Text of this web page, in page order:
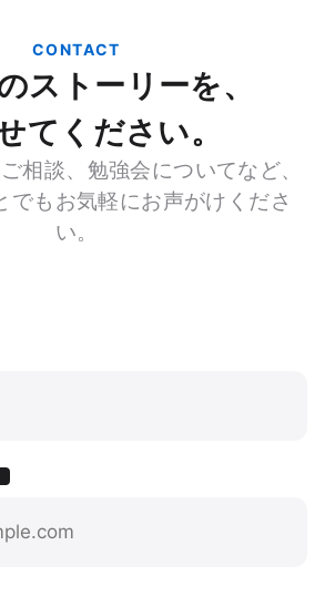
CONTACT
ストーリーを、
てください。
相談、勉強会についてなど、
でもお気軽にお声がけくださ
い。